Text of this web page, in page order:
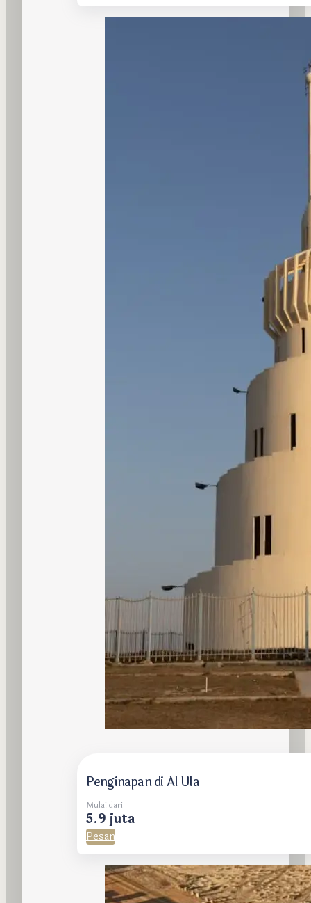
Penginapan di Al Ula
Mulai dari
5.9 juta
Pesan